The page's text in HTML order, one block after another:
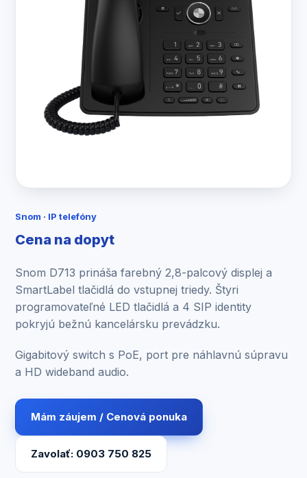
Snom · IP telefóny
Cena na dopyt
Snom D713 prináša farebný 2,8-palcový displej a
SmartLabel tlačidlá do vstupnej triedy. Štyri
programovateľné LED tlačidlá a 4 SIP identity
pokryjú bežnú kancelársku prevádzku.
Gigabitový switch s PoE, port pre náhlavnú súpravu
a HD wideband audio.
Mám záujem / Cenová ponuka
Zavolať: 0903 750 825